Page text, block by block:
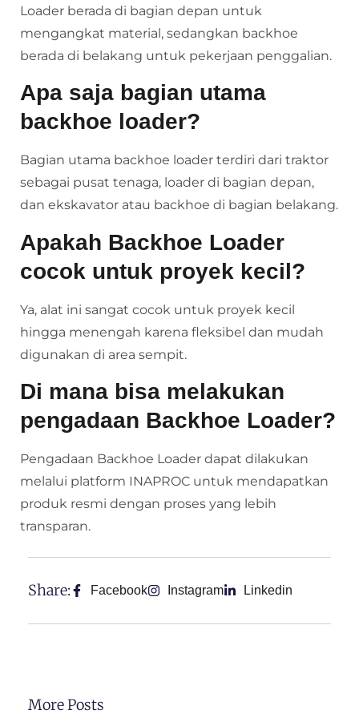
Loader berada di bagian depan untuk
mengangkat material, sedangkan backhoe
berada di belakang untuk pekerjaan penggalian.
Apa saja bagian utama
backhoe loader?
Bagian utama backhoe loader terdiri dari traktor
sebagai pusat tenaga, loader di bagian depan,
dan ekskavator atau backhoe di bagian belakang.
Apakah Backhoe Loader
cocok untuk proyek kecil?
Ya, alat ini sangat cocok untuk proyek kecil
hingga menengah karena fleksibel dan mudah
digunakan di area sempit.
Di mana bisa melakukan
pengadaan Backhoe Loader?
Pengadaan Backhoe Loader dapat dilakukan
melalui platform INAPROC untuk mendapatkan
produk resmi dengan proses yang lebih
transparan.
Share: Facebook Instagram Linkedin
More Posts